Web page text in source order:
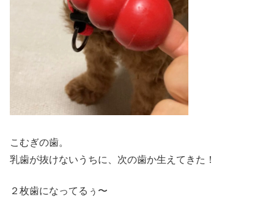
こむぎの歯。
乳歯が抜けないうちに、次の歯か生えてきた！
２枚歯になってるぅ〜